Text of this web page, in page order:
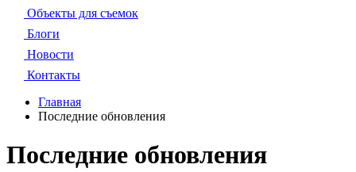
Объекты для съемок
Блоги
Новости
Контакты
Главная
Последние обновления
Последние обновления